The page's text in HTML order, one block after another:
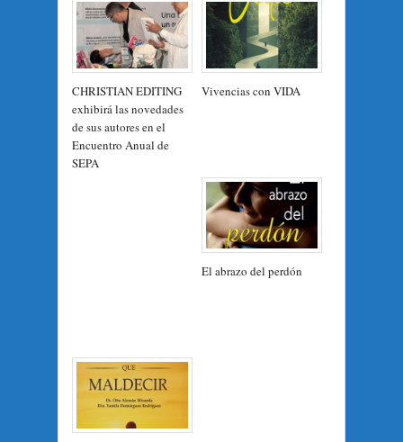
CHRISTIAN EDITING
exhibirá las novedades
de sus autores en el
Encuentro Anual de
SEPA
Vivencias con VIDA
El abrazo del perdón